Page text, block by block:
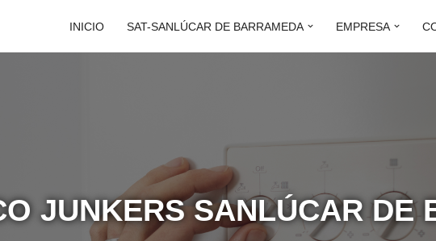
INICIO SAT-SANLÚCAR DE BARRAMEDA EMPRESA
JUNKERS SANLÚCAR DE